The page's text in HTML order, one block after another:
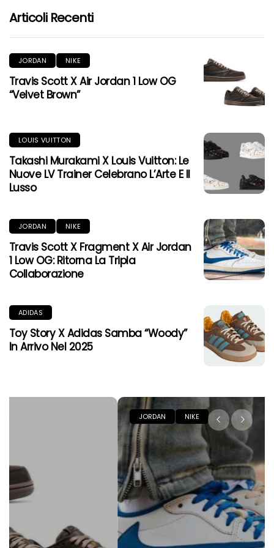
Articoli Recenti
JORDAN NIKE
Travis Scott X Air Jordan 1 Low OG
“Velvet Brown”
LOUIS VUITTON
Takashi Murakami X Louis Vuitton: Le
Nuove LV Trainer Celebrano L’Arte E Il
Lusso
JORDAN NIKE
Travis Scott X Fragment X Air Jordan
1 Low OG: Ritorna La Tripla
Collaborazione
ADIDAS
Toy Story X Adidas Samba “Woody”
In Arrivo Nel 2025